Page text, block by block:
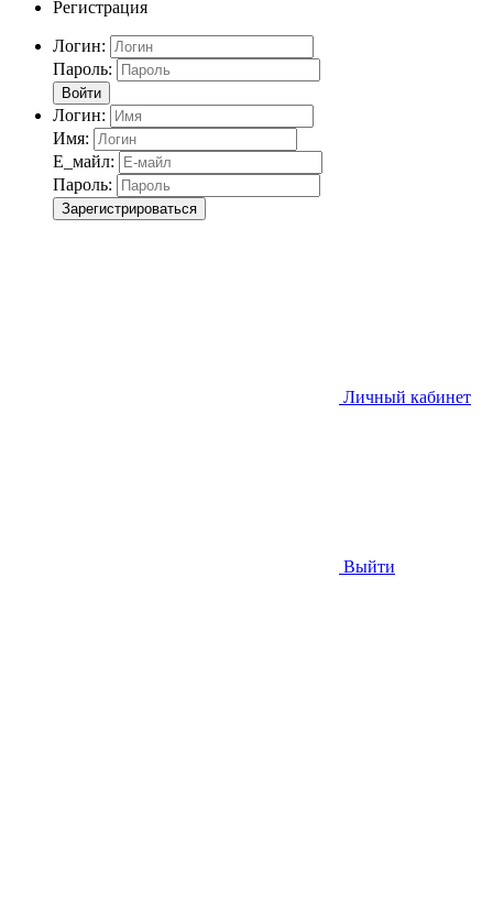
Регистрация
Логин:
Пароль:
Войти
Логин:
Имя:
Е_майл:
Пароль:
Зарегистрироваться
Личный кабинет
Выйти